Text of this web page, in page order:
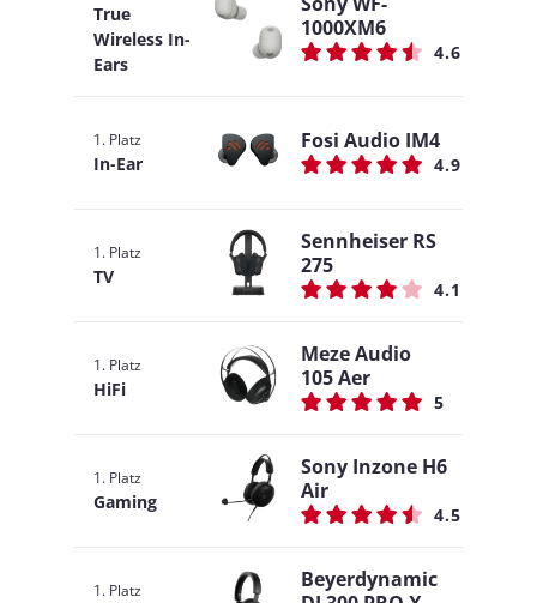
True
Wireless In-
Ears
1000XM6
4.6
1. Platz
In-Ear
Fosi Audio IM4
4.9
1. Platz
TV
Sennheiser RS
275
4.1
1. Platz
HiFi
Meze Audio
105 Aer
5
1. Platz
Gaming
Sony Inzone H6
Air
4.5
1. Platz
Beyerdynamic